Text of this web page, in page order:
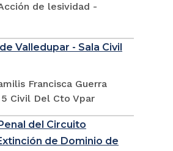
de lesividad -
Valledupar - Sala Civil
Francisca Guerra
Civil Del Cto Vpar
del Circuito
de Dominio de